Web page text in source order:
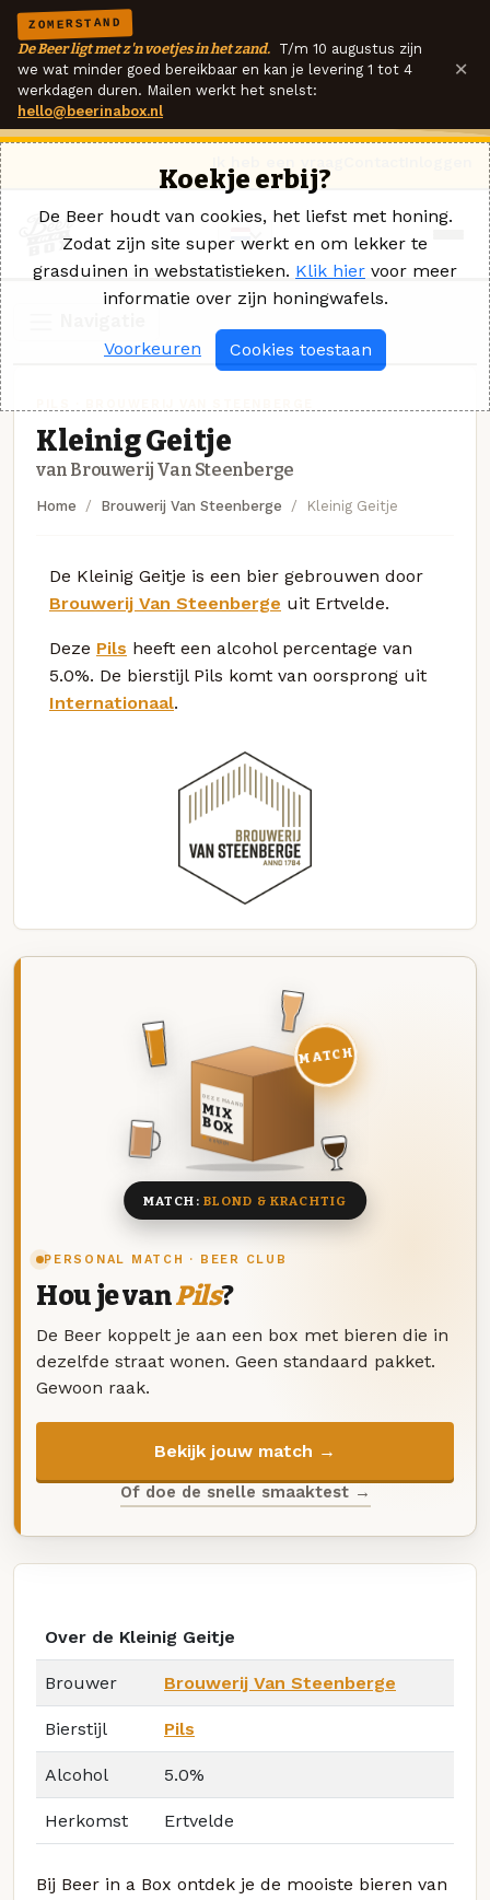
ZOMERSTAND
De Beer ligt met z'n voetjes in het zand. T/m 10 augustus zijn
we wat minder goed bereikbaar en kan je levering 1 tot 4
werkdagen duren. Mailen werkt het snelst:
hello@beerinabox.nl
×
Kleinig Geitje
van Brouwerij Van Steenberge
Home Brouwerij Van Steenberge Kleinig Geitje
De Kleinig Geitje is een bier gebrouwen door
Brouwerij Van Steenberge uit Ertvelde.
Deze Pils heeft een alcohol percentage van
5.0%. De bierstijl Pils komt van oorsprong uit
Internationaal.
PERSONAL MATCH · BEER CLUB
Hou je vanPils?
De Beer koppelt je aan een box met bieren die in
dezelfde straat wonen. Geen standaard pakket.
Gewoon raak.
Bekijk jouw match →
Of doe de snelle smaaktest →
DEZE MAAND
MIX
BOX
8 BIEREN
MATCH
MATCH: BLOND & KRACHTIG
Over de Kleinig Geitje
Brouwer Brouwerij Van Steenberge
Bierstijl Pils
Alcohol 5.0%
Herkomst Ertvelde
Bij Beer in a Box ontdek je de mooiste bieren van
Koekje erbij?
De Beer houdt van cookies, het liefst met honing.
Zodat zijn site super werkt en om lekker te
grasduinen in webstatistieken. Klik hier voor meer
informatie over zijn honingwafels.
Voorkeuren Cookies toestaan